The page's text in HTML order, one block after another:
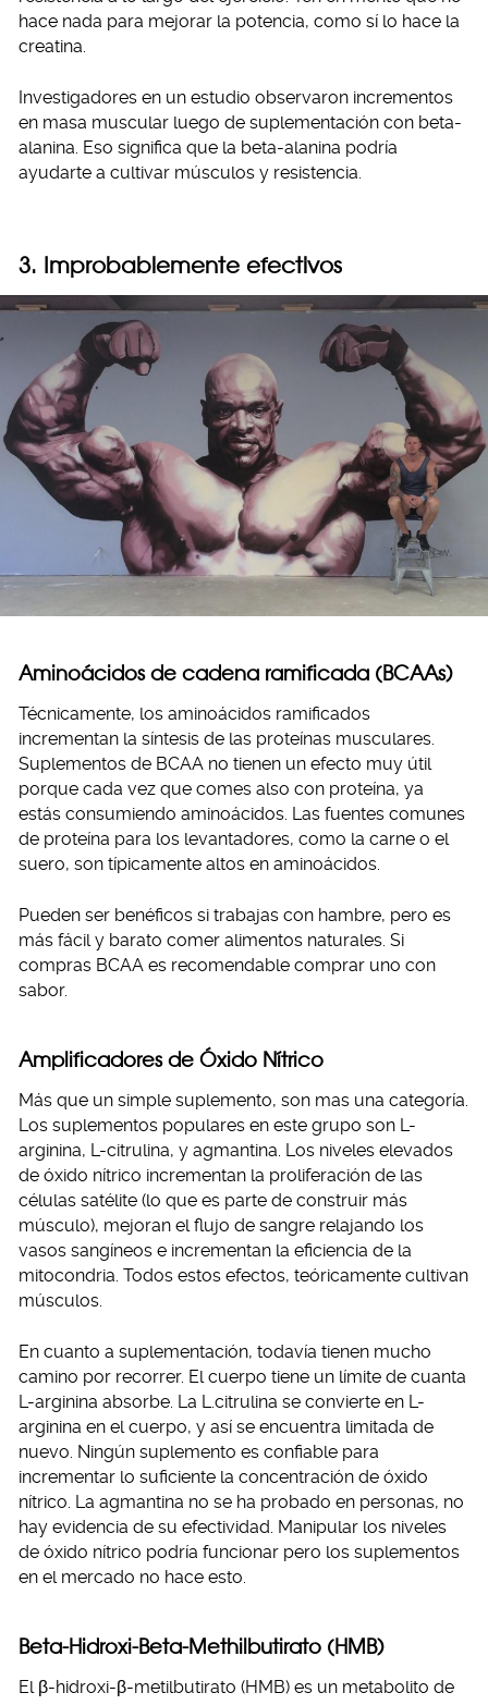
hace nada para mejorar la potencia, como sí lo hace la
creatina.
Investigadores en un estudio observaron incrementos
en masa muscular luego de suplementación con beta-
alanina. Eso significa que la beta-alanina podría
ayudarte a cultivar músculos y resistencia.
3. Improbablemente efectivos
Aminoácidos de cadena ramificada (BCAAs)
Técnicamente, los aminoácidos ramificados
incrementan la síntesis de las proteínas musculares.
Suplementos de BCAA no tienen un efecto muy útil
porque cada vez que comes also con proteína, ya
estás consumiendo aminoácidos. Las fuentes comunes
de proteína para los levantadores, como la carne o el
suero, son típicamente altos en aminoácidos.
Pueden ser benéficos si trabajas con hambre, pero es
más fácil y barato comer alimentos naturales. Si
compras BCAA es recomendable comprar uno con
sabor.
Amplificadores de Óxido Nítrico
Más que un simple suplemento, son mas una categoría.
Los suplementos populares en este grupo son L-
arginina, L-citrulina, y agmantina. Los niveles elevados
de óxido nítrico incrementan la proliferación de las
células satélite (lo que es parte de construir más
músculo), mejoran el flujo de sangre relajando los
vasos sangíneos e incrementan la eficiencia de la
mitocondria. Todos estos efectos, teóricamente cultivan
músculos.
En cuanto a suplementación, todavía tienen mucho
camino por recorrer. El cuerpo tiene un límite de cuanta
L-arginina absorbe. La L.citrulina se convierte en L-
arginina en el cuerpo, y así se encuentra limitada de
nuevo. Ningún suplemento es confiable para
incrementar lo suficiente la concentración de óxido
nítrico. La agmantina no se ha probado en personas, no
hay evidencia de su efectividad. Manipular los niveles
de óxido nítrico podría funcionar pero los suplementos
en el mercado no hace esto.
Beta-Hidroxi-Beta-Methilbutirato (HMB)
El β-hidroxi-β-metilbutirato (HMB) es un metabolito de